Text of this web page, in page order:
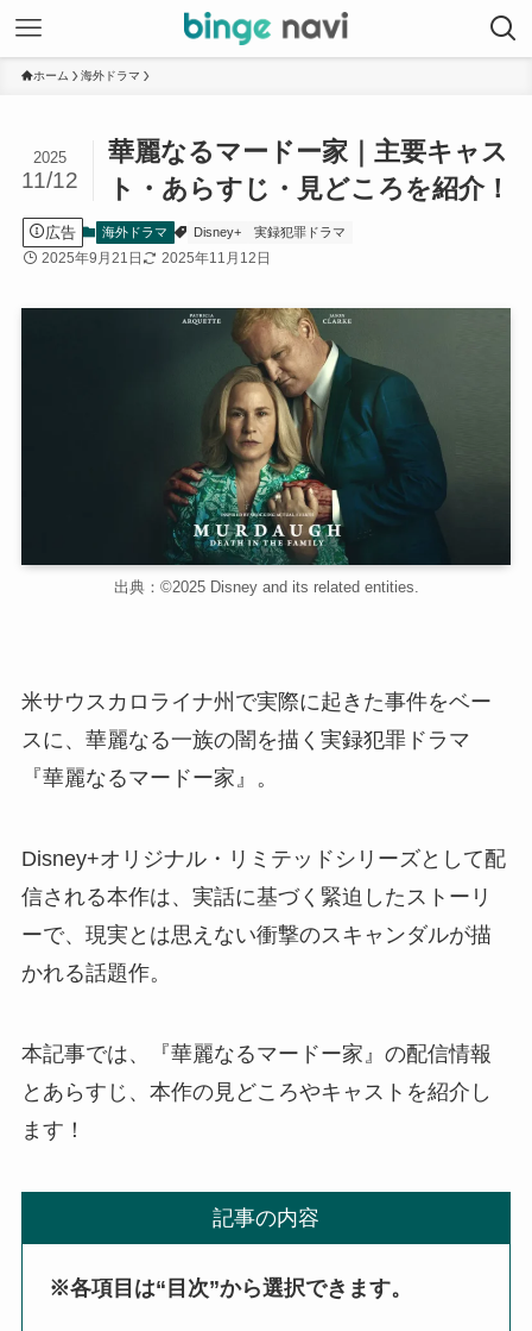
ホーム 海外ドラマ
華麗なるマードー家｜主要キャス
ト・あらすじ・見どころを紹介！
2025
11/12
広告 海外ドラマ Disney+ 実録犯罪ドラマ
2025年9月21日 2025年11月12日
出典：©2025 Disney and its related entities.
米サウスカロライナ州で実際に起きた事件をベー
スに、華麗なる一族の闇を描く実録犯罪ドラマ
『華麗なるマードー家』。
Disney+オリジナル・リミテッドシリーズとして配
信される本作は、実話に基づく緊迫したストーリ
ーで、現実とは思えない衝撃のスキャンダルが描
かれる話題作。
本記事では、『華麗なるマードー家』の配信情報
とあらすじ、本作の見どころやキャストを紹介し
ます！
記事の内容
※各項目は“目次”から選択できます。